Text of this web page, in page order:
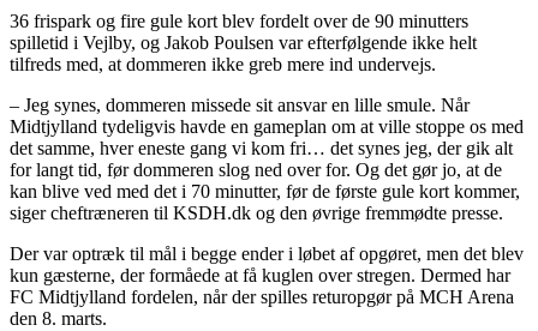
36 frispark og fire gule kort blev fordelt over de 90 minutters
spilletid i Vejlby, og Jakob Poulsen var efterfølgende ikke helt
tilfreds med, at dommeren ikke greb mere ind undervejs.
– Jeg synes, dommeren missede sit ansvar en lille smule. Når
Midtjylland tydeligvis havde en gameplan om at ville stoppe os med
det samme, hver eneste gang vi kom fri… det synes jeg, der gik alt
for langt tid, før dommeren slog ned over for. Og det gør jo, at de
kan blive ved med det i 70 minutter, før de første gule kort kommer,
siger cheftræneren til KSDH.dk og den øvrige fremmødte presse.
Der var optræk til mål i begge ender i løbet af opgøret, men det blev
kun gæsterne, der formåede at få kuglen over stregen. Dermed har
FC Midtjylland fordelen, når der spilles returopgør på MCH Arena
den 8. marts.